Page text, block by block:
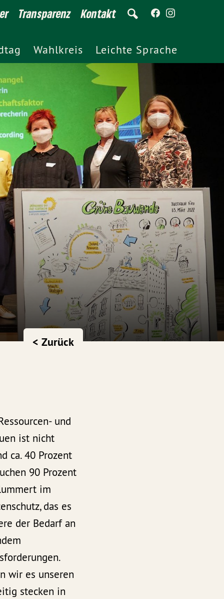
Transparenz Kontakt
Wahlkreis Leichte Sprache
< Zurück
und
ist nicht
ca. 40 Prozent
90 Prozent
im
das es
der Bedarf an
wir es unseren
stecken in